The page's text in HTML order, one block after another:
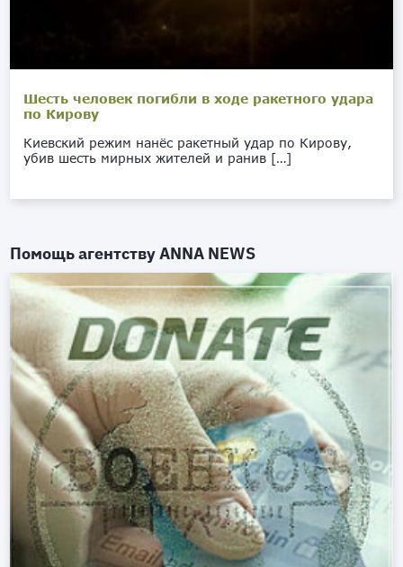
Шесть человек погибли в ходе ракетного удара
по Кирову
Киевский режим нанёс ракетный удар по Кирову,
убив шесть мирных жителей и ранив […]
Помощь агентствуANNA NEWS